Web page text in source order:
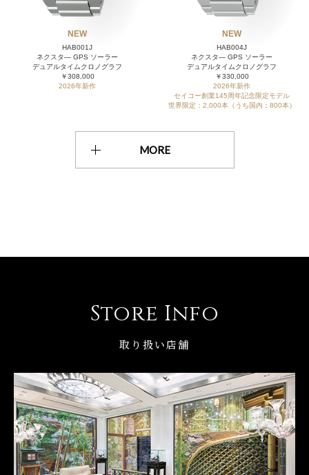
NEW
HAB001J
ネクスタ― GPS ソーラー
デュアルタイムクロノグラフ
￥308,000
2026年新作
NEW
HAB004J
ネクスタ― GPS ソーラー
デュアルタイムクロノグラフ
￥330,000
2026年新作
セイコー創業145周年記念限定モデル
世界限定：2,000本（うち国内：800本）
MORE
Store Info
取り扱い店舗